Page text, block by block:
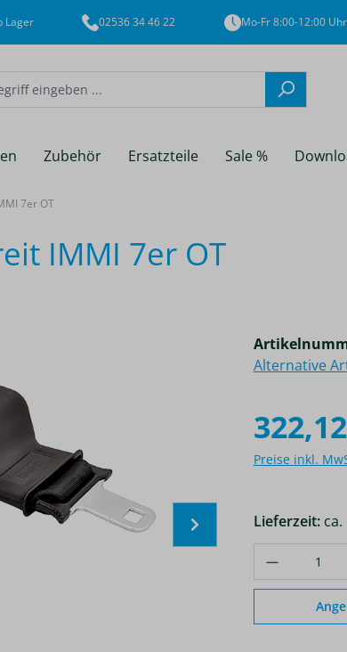
Lager 02536 34 46 22 Mo-Fr 8:00-12:00
Zubehör Ersatzteile Sale %
7er OT
IMMI 7er OT
Preise inkl.
Lieferzeit:ca.
Alternative